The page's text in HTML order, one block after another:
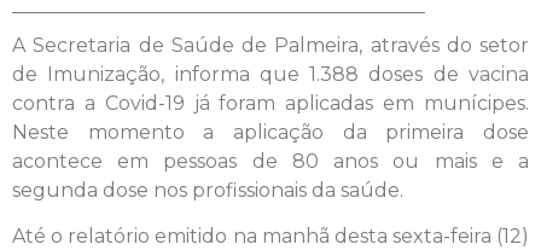
A Secretaria de Saúde de Palmeira, através do setor
de Imunização, informa que 1.388 doses de vacina
contra a Covid-19 já foram aplicadas em munícipes.
Neste momento a aplicação da primeira dose
acontece em pessoas de 80 anos ou mais e a
segunda dose nos profissionais da saúde.
Até o relatório emitido na manhã desta sexta-feira (12)